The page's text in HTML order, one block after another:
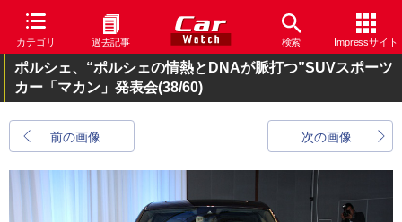
カテゴリ 過去記事 検索 Impressサイト
ポルシェ、“ポルシェの情熱とDNAが脈打つ”SUVスポーツ
カー「マカン」発表会(38/60)
前の画像 次の画像